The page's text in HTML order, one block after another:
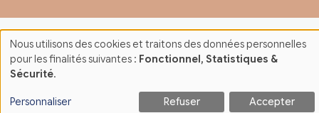
Utilisation
des
données
Nous utilisons des cookies et traitons des données personnelles
pour les finalités suivantes : Fonctionnel, Statistiques &
Sécurité.
Personnaliser Refuser Accepter